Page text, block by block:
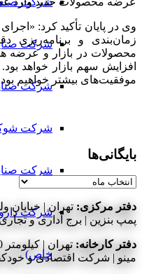
شرکت
شرکت
شرکت
شرکت
شرکت
خاص)
وی در پایان تأکید کرد:
زمان‌بندی و برنامه‌ریزی
محصولات در بازار و عرضه
افزایش سهم بازار خواهد
موفقیت‌های بیشتر خواهیم
بایگانی‌ها
بایگانی‌ها
دفتر مرکزی: تهران | خیابان
پمپ بنزین | برج اداری و
دفتر کارخانه:
مینو | شرکت اقتصادی و